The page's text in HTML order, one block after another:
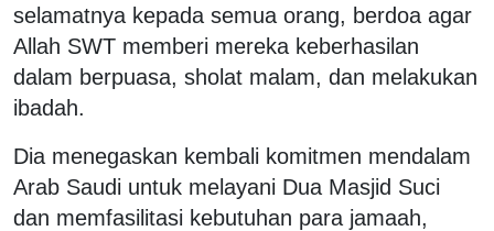
selamatnya kepada semua orang, berdoa agar
Allah SWT memberi mereka keberhasilan
dalam berpuasa, sholat malam, dan melakukan
ibadah.
Dia menegaskan kembali komitmen mendalam
Arab Saudi untuk melayani Dua Masjid Suci
dan memfasilitasi kebutuhan para jamaah,